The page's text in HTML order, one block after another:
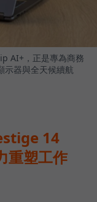
AI+，正是專為商務
示器與全天候續航
14
重塑工作